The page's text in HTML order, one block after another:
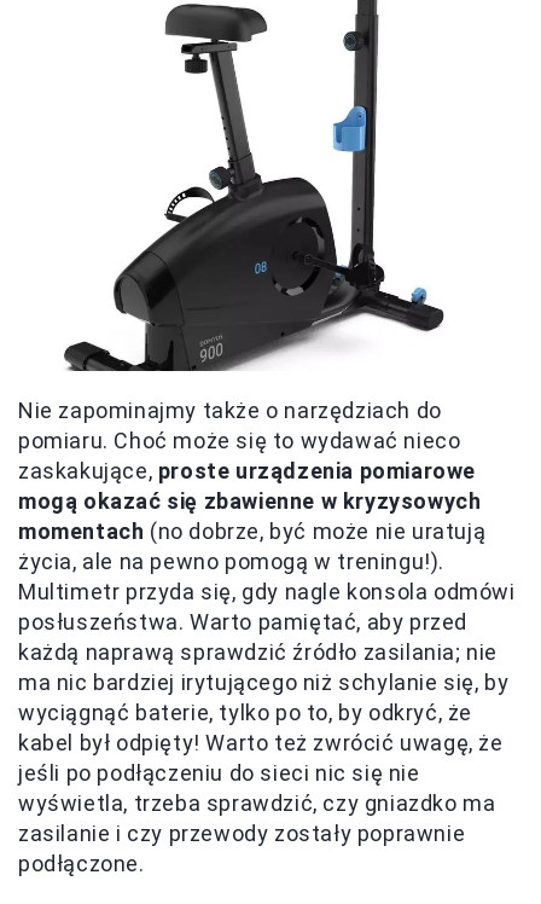
Nie zapominajmy także o narzędziach do
pomiaru. Choć może się to wydawać nieco
zaskakujące, proste urządzenia pomiarowe
mogą okazać się zbawienne w kryzysowych
momentach (no dobrze, być może nie uratują
życia, ale na pewno pomogą w treningu!).
Multimetr przyda się, gdy nagle konsola odmówi
posłuszeństwa. Warto pamiętać, aby przed
każdą naprawą sprawdzić źródło zasilania; nie
ma nic bardziej irytującego niż schylanie się, by
wyciągnąć baterie, tylko po to, by odkryć, że
kabel był odpięty! Warto też zwrócić uwagę, że
jeśli po podłączeniu do sieci nic się nie
wyświetla, trzeba sprawdzić, czy gniazdko ma
zasilanie i czy przewody zostały poprawnie
podłączone.